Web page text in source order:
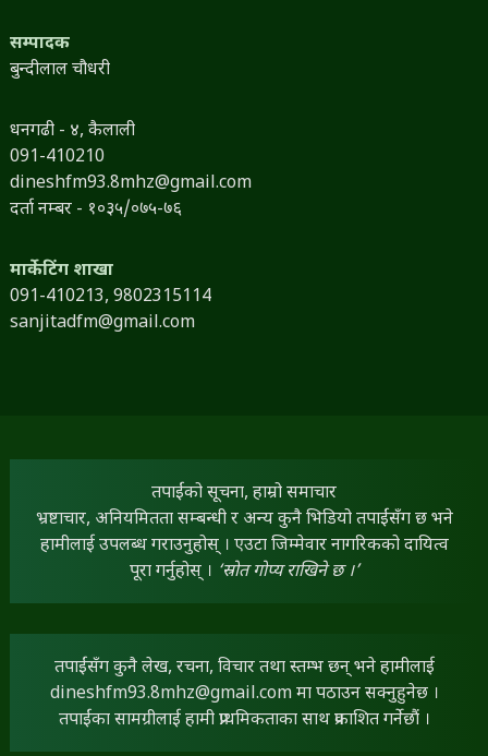
सम्पादक
बुन्दीलाल चौधरी
धनगढी - ४, कैलाली
091-410210
dineshfm93.8mhz@gmail.com
दर्ता नम्बर - १०३५/०७५-७६
मार्केटिंग शाखा
091-410213, 9802315114
sanjitadfm@gmail.com
तपाईंको सूचना, हाम्रो समाचार
भ्रष्टाचार, अनियमितता सम्बन्धी र अन्य कुनै भिडियो तपाईंसँग छ भने
हामीलाई उपलब्ध गराउनुहोस् । एउटा जिम्मेवार नागरिकको दायित्व
पूरा गर्नुहोस् । ‘स्रोत गोप्य राखिने छ ।’
तपाईंसँग कुनै लेख, रचना, विचार तथा स्तम्भ छन् भने हामीलाई
dineshfm93.8mhz@gmail.comमा पठाउन सक्नुहुनेछ ।
तपाईंका सामग्रीलाई हामी प्राथमिकताका साथ प्रकाशित गर्नेछौं ।